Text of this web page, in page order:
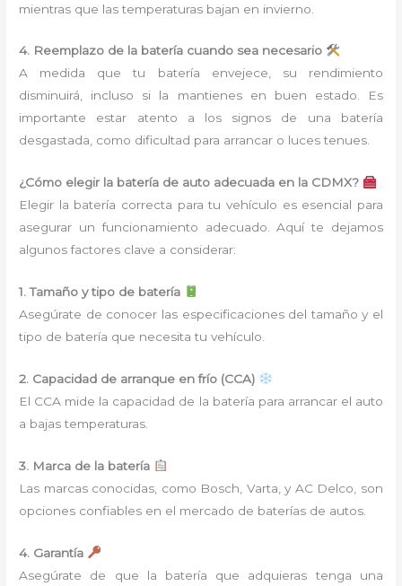
mientras que las temperaturas bajan en invierno.
4. Reemplazo de la batería cuando sea necesario
A medida que tu batería envejece, su rendimiento
disminuirá, incluso si la mantienes en buen estado. Es
importante estar atento a los signos de una batería
desgastada, como dificultad para arrancar o luces tenues.
¿Cómo elegir la batería de auto adecuada en la CDMX?
Elegir la batería correcta para tu vehículo es esencial para
asegurar un funcionamiento adecuado. Aquí te dejamos
algunos factores clave a considerar:
1. Tamaño y tipo de batería
Asegúrate de conocer las especificaciones del tamaño y el
tipo de batería que necesita tu vehículo.
2. Capacidad de arranque en frío (CCA)
El CCA mide la capacidad de la batería para arrancar el auto
a bajas temperaturas.
3. Marca de la batería
Las marcas conocidas, como Bosch, Varta, y AC Delco, son
opciones confiables en el mercado de baterías de autos.
4. Garantía
Asegúrate de que la batería que adquieras tenga una